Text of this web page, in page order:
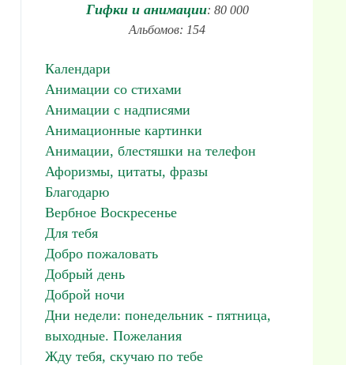
Гифки и анимации: 80 000
Альбомов: 154
Календари
Анимации со стихами
Анимации с надписями
Анимационные картинки
Анимации, блестяшки на телефон
Афоризмы, цитаты, фразы
Благодарю
Вербное Воскресенье
Для тебя
Добро пожаловать
Добрый день
Доброй ночи
Дни недели: понедельник - пятница,
выходные. Пожелания
Жду тебя, скучаю по тебе